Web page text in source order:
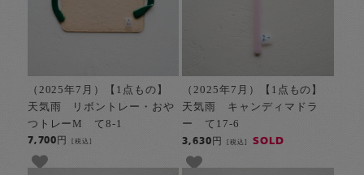
（2025年7月）【1点もの】
天気雨 リボントレー・おや
つトレーM て8-1
7,700円[税込]
（2025年7月）【1点もの】
天気雨 キャンディマドラ
ー て17-6
3,630円 [税込] SOLD